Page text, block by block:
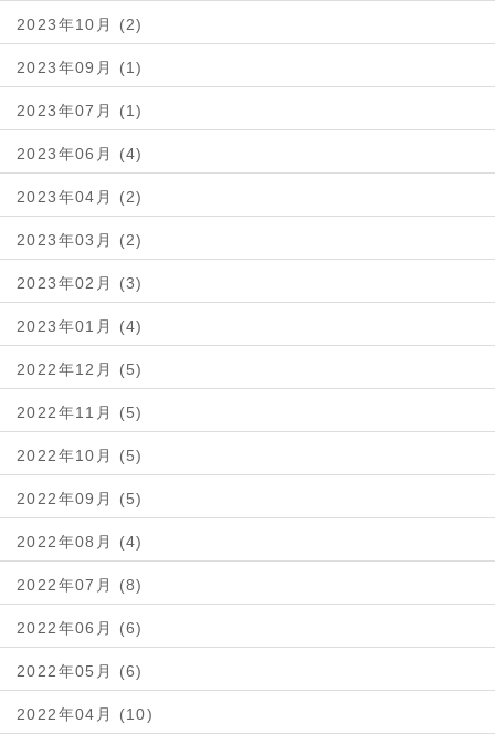
2023年10月 (2)
2023年09月 (1)
2023年07月 (1)
2023年06月 (4)
2023年04月 (2)
2023年03月 (2)
2023年02月 (3)
2023年01月 (4)
2022年12月 (5)
2022年11月 (5)
2022年10月 (5)
2022年09月 (5)
2022年08月 (4)
2022年07月 (8)
2022年06月 (6)
2022年05月 (6)
2022年04月 (10)